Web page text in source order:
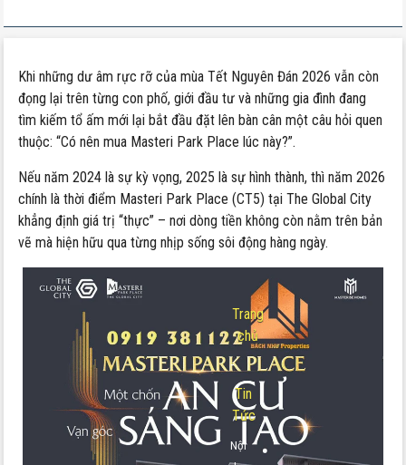
Trang
chủ
-
Tin
Tức
Nội
Khi những dư âm rực rỡ của mùa Tết Nguyên Đán 2026 vẫn còn
đọng lại trên từng con phố, giới đầu tư và những gia đình đang
tìm kiếm tổ ấm mới lại bắt đầu đặt lên bàn cân một câu hỏi quen
thuộc: “Có nên mua Masteri Park Place lúc này?”.
Nếu năm 2024 là sự kỳ vọng, 2025 là sự hình thành, thì năm 2026
chính là thời điểm Masteri Park Place (CT5) tại The Global City
khẳng định giá trị “thực” – nơi dòng tiền không còn nằm trên bản
vẽ mà hiện hữu qua từng nhịp sống sôi động hàng ngày.